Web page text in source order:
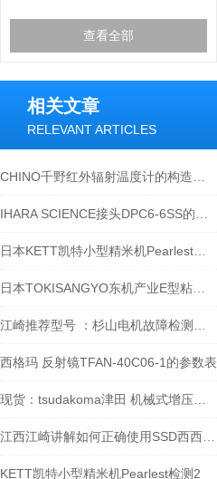
查看全部
相关文章
RELEVANT ARTICLES
西格玛 反射镜TFAN-40C06-1的参数表
KETT凯特小型精米机Pearlest检测2